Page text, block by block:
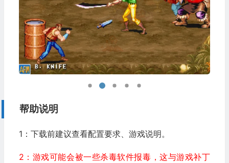
帮助说明
1：下载前建议查看配置要求、游戏说明。
2：游戏可能会被一些杀毒软件报毒，这与游戏补丁